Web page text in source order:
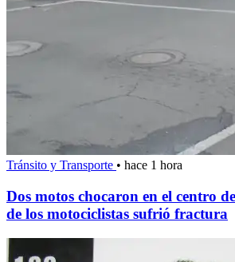
Tránsito y Transporte • hace 1 hora
Dos motos chocaron en el centro
de los motociclistas sufrió fractura